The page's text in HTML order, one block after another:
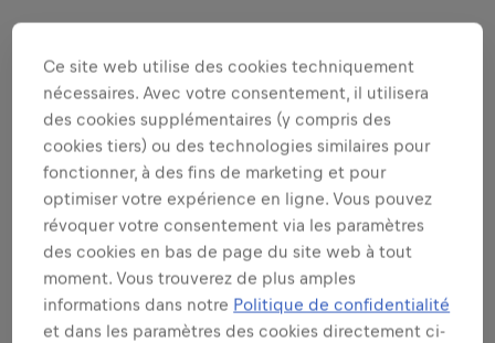
Les responsabilités que nous vous confierons:
Voir plus
SOIS UN⸱E AMBASSADEUR⸱RICE DE
MARQUE ET DE PRODUIT DANS TA
REGION
SOIS UN⸱E AMBASSADEUR⸱RICE DE
MARQUE ET DE PRODUIT SUR TON
Ce site web utilise des cookies techniquement
nécessaires. Avec votre consentement, il utilisera
des cookies supplémentaires (y compris des
cookies tiers) ou des technologies similaires pour
fonctionner, à des fins de marketing et pour
optimiser votre expérience en ligne. Vous pouvez
révoquer votre consentement via les paramètres
des cookies en bas de page du site web à tout
moment. Vous trouverez de plus amples
informations dans notre Politique de confidentialité
et dans les paramètres des cookies directement ci-